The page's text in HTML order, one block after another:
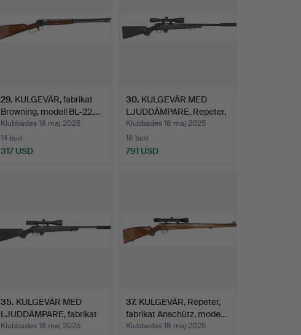
29. KULGEVÄR, fabrikat
Browning, modell BL-22,…
Klubbades 18 maj 2025
14 bud
317 USD
30. KULGEVÄR MED
LJUDDÄMPARE, Repeter,
fabrika…
Klubbades 18 maj 2025
18 bud
791 USD
35. KULGEVÄR MED
LJUDDÄMPARE, fabrikat
Tikka, …
Klubbades 18 maj 2025
37. KULGEVÄR, Repeter,
fabrikat Anschütz, mode…
Klubbades 18 maj 2025